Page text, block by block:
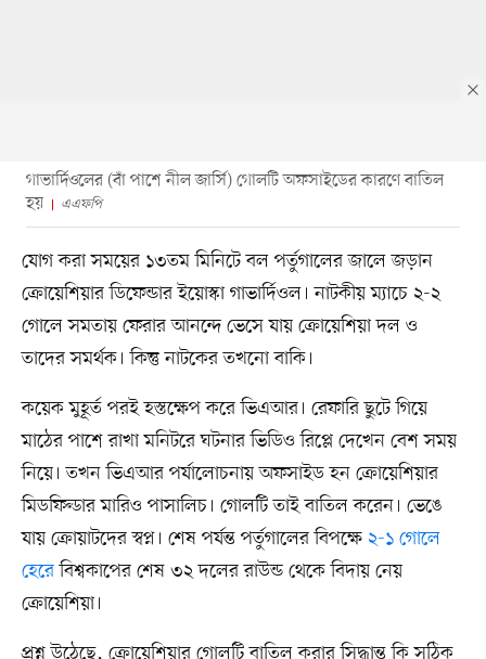
গাভার্দিওলের (বাঁ পাশে নীল জার্সি) গোলটি অফসাইডের কারণে বাতিল
হয়
এএফপি
যোগ করা সময়ের ১৩তম মিনিটে বল পর্তুগালের জালে জড়ান
ক্রোয়েশিয়ার ডিফেন্ডার ইয়োস্কা গাভার্দিওল। নাটকীয় ম্যাচে ২-২
গোলে সমতায় ফেরার আনন্দে ভেসে যায় ক্রোয়েশিয়া দল ও
তাদের সমর্থক। কিন্তু নাটকের তখনো বাকি।
কয়েক মুহূর্ত পরই হস্তক্ষেপ করে ভিএআর। রেফারি ছুটে গিয়ে
মাঠের পাশে রাখা মনিটরে ঘটনার ভিডিও রিপ্লে দেখেন বেশ সময়
নিয়ে। তখন ভিএআর পর্যালোচনায় অফসাইড হন ক্রোয়েশিয়ার
মিডফিল্ডার মারিও পাসালিচ। গোলটি তাই বাতিল করেন। ভেঙে
যায় ক্রোয়াটদের স্বপ্ন। শেষ পর্যন্ত পর্তুগালের বিপক্ষে ২-১ গোলে
হেরেবিশ্বকাপের শেষ ৩২ দলের রাউন্ড থেকে বিদায় নেয়
ক্রোয়েশিয়া।
প্রশ্ন উঠেছে, ক্রোয়েশিয়ার গোলটি বাতিল করার সিদ্ধান্ত কি সঠিক